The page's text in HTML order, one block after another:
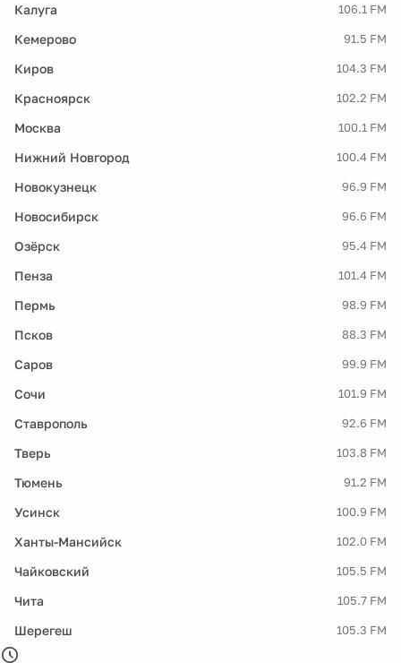
Калуга 106.1 FM
Кемерово 91.5 FM
Киров 104.3 FM
Красноярск 102.2 FM
Москва 100.1 FM
Нижний Новгород 100.4 FM
Новокузнецк 96.9 FM
Новосибирск 96.6 FM
Озёрск 95.4 FM
Пенза 101.4 FM
Пермь 98.9 FM
Псков 88.3 FM
Саров 99.9 FM
Сочи 101.9 FM
Ставрополь 92.6 FM
Тверь 103.8 FM
Тюмень 91.2 FM
Усинск 100.9 FM
Ханты-Мансийск 102.0 FM
Чайковский 105.5 FM
Чита 105.7 FM
Шерегеш 105.3 FM